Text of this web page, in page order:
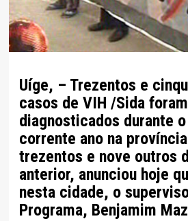
Uíge, – Trezentos e
casos de VIH /Sida foram
diagnosticados durante
corrente ano na
trezentos e nove outros
anterior, anunciou hoje
nesta cidade, o
Programa, Benjamim